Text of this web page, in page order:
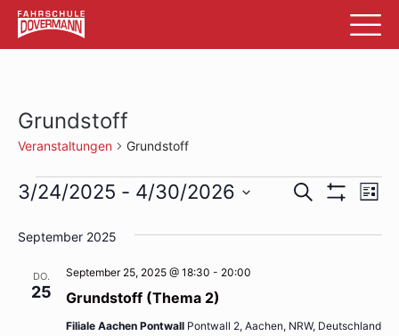
Grundstoff
Veranstaltungen Grundstoff
Veranstaltungen Suche Liste
3/24/2025 - 4/30/2026
wählen.
September 2025
DO.
25 Grundstoff (Thema 2)
September 25, 2025 @ 18:30 - 20:00
Filiale Aachen Pontwall Pontwall 2, Aachen, NRW, Deutschland